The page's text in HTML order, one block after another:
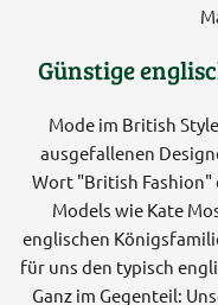
Günstige
Mode im British
ausgefallenen
Wort "British Fashion"
Models wie Kate
englischen
für uns den typisch
Ganz im Gegenteil: